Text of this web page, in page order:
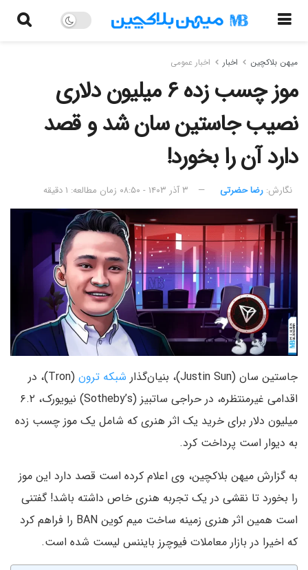
میهن بلاکچین اخبار اخبار عمومی
موز چسب زده ۶ میلیون دلاری
نصیب جاستین سان شد و قصد
دارد آن را بخورد!
نگارش:‌ رضا حضرتی ۳ آذر ۱۴۰۳ - ۰۸:۵۰ زمان مطالعه: ۱ دقیقه
جاستین سان (Justin Sun)، بنیان‌گذار شبکه ترون
(Tron)، در
اقدامی غیرمنتظره، در حراجی ساتبیز (Sotheby’s) نیویورک، ۶.۲
میلیون دلار برای خرید یک اثر هنری که شامل یک موز چسب زده
به دیوار است پرداخت کرد.
به گزارش میهن بلاکچین، وی اعلام کرده است قصد دارد این موز
را بخورد تا نقشی در یک تجربه هنری خاص داشته باشد! گفتنی
است همین اثر هنری زمینه ساخت میم کوین BAN را فراهم کرد
که اخیرا در بازار معاملات فیوچرز بایننس لیست شده است.